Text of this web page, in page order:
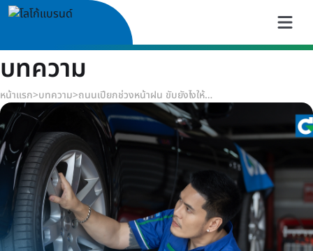
บทความ
หน้าแรก>บทความ> ถนนเปียกช่วงหน้าฝน ขับยังไงให้มั่นใจ?